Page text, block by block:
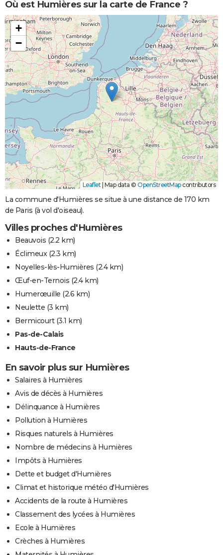
Où est Humières sur la carte de France ?
+
−
Leaflet Map data © OpenStreetMapcontributors
La commune d'Humières se situe à une distance de 170 km
de Paris (à vol d'oiseau).
Villes proches d'Humières
Beauvois (2.2 km)
Éclimeux(2.3 km)
Noyelles-lès-Humières (2.4 km)
Œuf-en-Ternois (2.4 km)
Humerœuille (2.6 km)
Neulette (3 km)
Bermicourt(3.1 km)
Pas-de-Calais
Hauts-de-France
En savoir plus sur Humières
Salaires à Humières
Avis de décès à Humières
Délinquance à Humières
Pollution à Humières
Risques naturels à Humières
Nombre de médecins à Humières
Impôts à Humières
Dette et budget d'Humières
Climat et historique météo d'Humières
Accidents de la route à Humières
Classement des lycées à Humières
Ecole à Humières
Crèches à Humières